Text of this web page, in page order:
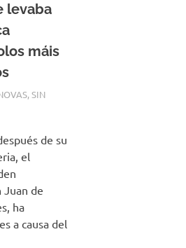
levaba
máis
,SIN
de su
el
Juan de
ha
a causa del